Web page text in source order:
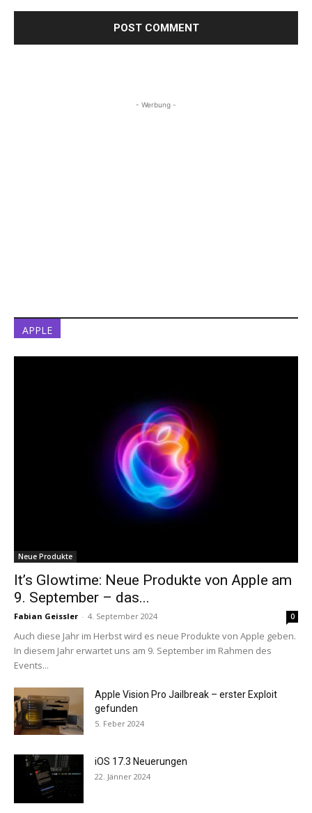
- Werbung -
APPLE
Neue Produkte
It’s Glowtime: Neue Produkte von Apple am
9. September – das...
Fabian Geissler - 4. September 2024 0
Auch diese Jahr im Herbst wird es neue Produkte von Apple geben.
In diesem Jahr erwartet uns am 9. September im Rahmen des
Events...
Apple Vision Pro Jailbreak – erster Exploit
gefunden
5. Feber 2024
iOS 17.3 Neuerungen
22. Jänner 2024